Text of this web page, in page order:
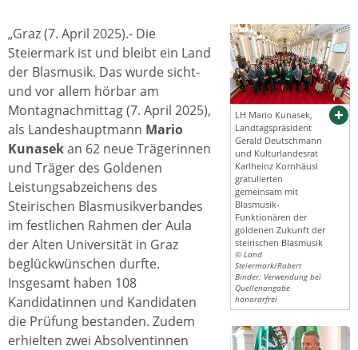
LH Mario Kunasek,
Landtagspräsident
Gerald Deutschmann
und Kulturlandesrat
Karlheinz Kornhäusl
gratulierten
gemeinsam mit
Blasmusik-
Funktionären der
goldenen Zukunft der
steirischen Blasmusik
© Land
Steiermark/Robert
Binder; Verwendung bei
Quellenangabe
honorarfrei
„Graz (7. April 2025).- Die
Steiermark ist und bleibt ein Land
der Blasmusik. Das wurde sicht-
und vor allem hörbar am
Montagnachmittag (7. April 2025),
als Landeshauptmann Mario
Kunasekan 62 neue Trägerinnen
und Träger des Goldenen
Leistungsabzeichens des
Steirischen Blasmusikverbandes
im festlichen Rahmen der Aula
der Alten Universität in Graz
beglückwünschen durfte.
Insgesamt haben 108
Kandidatinnen und Kandidaten
die Prüfung bestanden. Zudem
erhielten zwei Absolventinnen